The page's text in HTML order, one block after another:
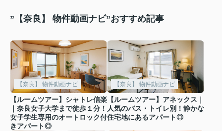
”【奈良】 物件動画ナビ”おすすめ記事
【奈良】 物件動画ナビ
【ルームツアー】シャトレ信楽
｜奈良女子大学まで徒歩１分！
女子学生専用のオートロック付
きアパート◎
【奈良】 物件動画ナビ
【ルームツアー】アネックス｜
人気のバス・トイレ別！静かな
住宅地にあるアパート◎